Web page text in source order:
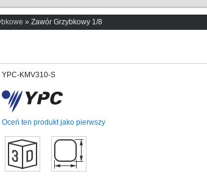
Zawór Grzybkowy 1/8
YPC-KMV310-S
Oceń ten produkt jako pierwszy